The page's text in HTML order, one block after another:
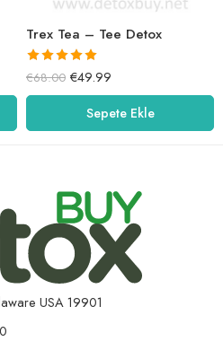
Trex Tea – Tee Detox
5 üzerinden
5.00oy aldı
€68.00 €49.99
Sepete Ekle
USA 19901